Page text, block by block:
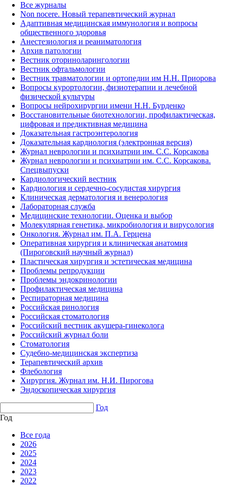
Все журналы
Non nocere. Новый терапевтический журнал
Адаптивная медицинская иммунология и вопросы
общественного здоровья
Анестезиология и реаниматология
Архив патологии
Вестник оториноларингологии
Вестник офтальмологии
Вестник травматологии и ортопедии им Н.Н. Приорова
Вопросы курортологии, физиотерапии и лечебной
физической культуры
Вопросы нейрохирургии имени Н.Н. Бурденко
Восстановительные биотехнологии, профилактическая,
цифровая и предиктивная медицина
Доказательная гастроэнтерология
Доказательная кардиология (электронная версия)
Журнал неврологии и психиатрии им. С.С. Корсакова
Журнал неврологии и психиатрии им. С.С. Корсакова.
Спецвыпуски
Кардиологический вестник
Кардиология и сердечно-сосудистая хирургия
Клиническая дерматология и венерология
Лабораторная служба
Медицинские технологии. Оценка и выбор
Молекулярная генетика, микробиология и вирусология
Онкология. Журнал им. П.А. Герцена
Оперативная хирургия и клиническая анатомия
(Пироговский научный журнал)
Пластическая хирургия и эстетическая медицина
Проблемы репродукции
Проблемы эндокринологии
Профилактическая медицина
Респираторная медицина
Российская ринология
Российская стоматология
Российский вестник акушера-гинеколога
Российский журнал боли
Стоматология
Судебно-медицинская экспертиза
Терапевтический архив
Флебология
Хирургия. Журнал им. Н.И. Пирогова
Эндоскопическая хирургия
Год
Год
Все года
2026
2025
2024
2023
2022